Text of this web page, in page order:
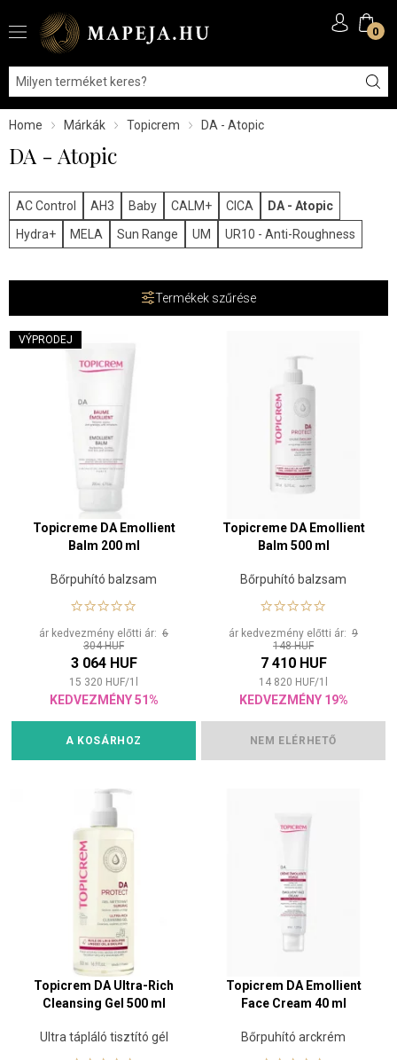
0
Home Márkák Topicrem DA - Atopic
DA - Atopic
AC Control AH3 Baby CALM+ CICA
DA - Atopic
Hydra+
MELA Sun Range UM UR10 - Anti-Roughness
Termékek szűrése
VÝPRODEJ
Topicreme DA Emollient
Balm 200 ml
Bőrpuhító balzsam
ár kedvezmény előtti ár: 6
304 HUF
3 064 HUF
15 320 HUF/1
KEDVEZMÉNY 51%
A KOSÁRHOZ
Topicreme DA Emollient
Balm 500 ml
Bőrpuhító balzsam
ár kedvezmény előtti ár: 9
148 HUF
7 410 HUF
14 820 HUF/1
KEDVEZMÉNY 19%
NEM ELÉRHETŐ
Topicrem DA Ultra-Rich
Cleansing Gel 500 ml
Ultra tápláló tisztító gél
Topicrem DA Emollient
Face Cream 40 ml
Bőrpuhító arckrém